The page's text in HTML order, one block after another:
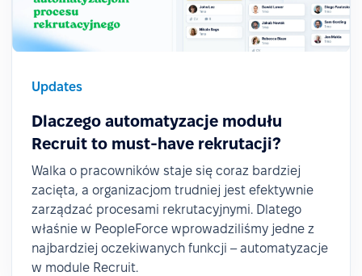
Updates
Dlaczego automatyzacje modułu
Recruit to must-have rekrutacji?
Walka o pracowników staje się coraz bardziej
zacięta, a organizacjom trudniej jest efektywnie
zarządzać procesami rekrutacyjnymi. Dlatego
właśnie w PeopleForce wprowadziliśmy jedne z
najbardziej oczekiwanych funkcji – automatyzacje
w module Recruit.